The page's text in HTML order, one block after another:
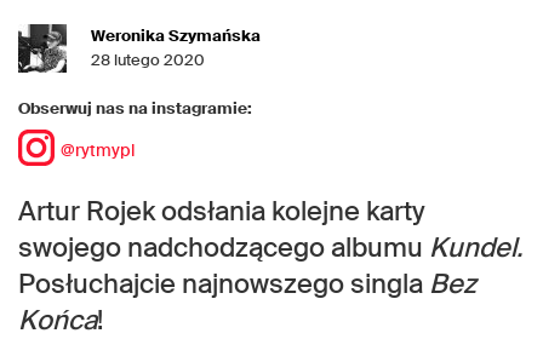
Weronika Szymańska
28 lutego 2020
Obserwuj nas na instagramie:
@rytmypl
Artur Rojek odsłania kolejne karty
swojego nadchodzącego albumu Kundel.
Posłuchajcie najnowszego singla Bez
Końca!